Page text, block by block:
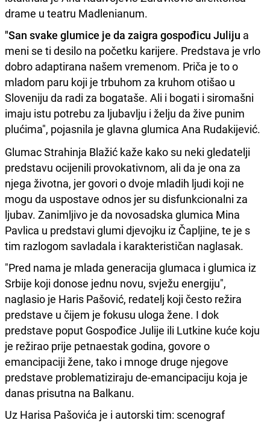
drame u teatru Madlenianum.
"San svake glumice je da zaigra gospođicu Juliju a
meni se ti desilo na početku karijere. Predstava je vrlo
dobro adaptirana našem vremenom. Priča je to o
mladom paru koji je trbuhom za kruhom otišao u
Sloveniju da radi za bogataše. Ali i bogati i siromašni
imaju istu potrebu za ljubavlju i želju da žive punim
plućima", pojasnila je glavna glumica Ana Rudakijević.
Glumac Strahinja Blažić kaže kako su neki gledatelji
predstavu ocijenili provokativnom, ali da je ona za
njega životna, jer govori o dvoje mladih ljudi koji ne
mogu da uspostave odnos jer su disfunkcionalni za
ljubav. Zanimljivo je da novosadska glumica Mina
Pavlica u predstavi glumi djevojku iz Čapljine, te je s
tim razlogom savladala i karakterističan naglasak.
"Pred nama je mlada generacija glumaca i glumica iz
Srbije koji donose jednu novu, svježu energiju",
naglasio je Haris Pašović, redatelj koji često režira
predstave u čijem je fokusu uloga žene. I dok
predstave poput Gospođice Julije ili Lutkine kuće koju
je režirao prije petnaestak godina, govore o
emancipaciji žene, tako i mnoge druge njegove
predstave problematiziraju de-emancipaciju koja je
danas prisutna na Balkanu.
Uz Harisa Pašovića je i autorski tim: scenograf